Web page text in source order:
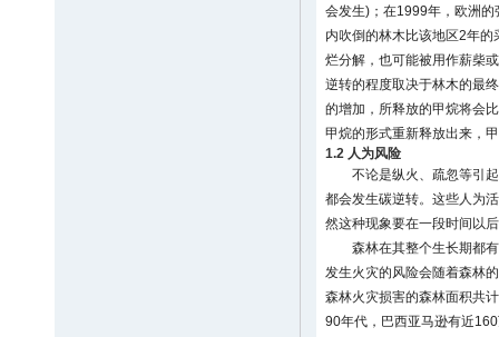
会发生)；在1999年，欧洲
内吹倒的林木比该地区2年
烂分解，也可能被用作薪柴
逆转的程度取决于林木的最
的增加，所释放的甲烷将会
甲烷的形式重新释放出来，
1.2 人为风险
不论是纵火、疏忽等引
都会发生碳逆转。这些人为
然这种现象要在一段时间以
森林在其整个生长期都
发生火灾的风险会随着森林
森林火灾损害的森林面积共
90年代，巴西亚马逊有近